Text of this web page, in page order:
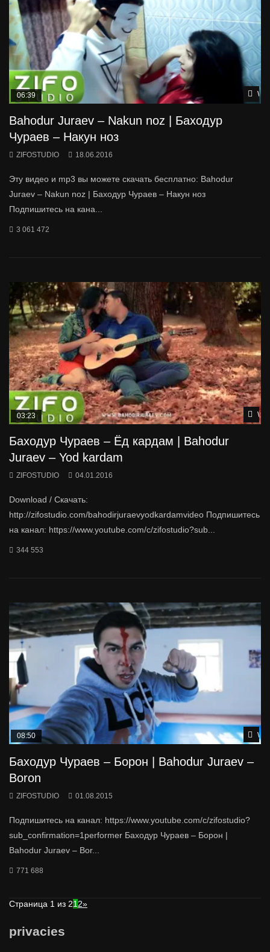
06:39
Bahodur Juraev – Nakun noz | Баходур
Чураев – Накун ноз
ZIFOSTUDIO 18.06.2016
Эту видео и mp3 вы можете скачать бесплатно: Bahodur
Juraev – Nakun noz | Баходур Чураев – Накун ноз
Подпишитесь на кана...
3 061 472
03:23
Баходур Чураев – Ёд кардам | Bahodur
Juraev – Yod kardam
ZIFOSTUDIO 04.01.2016
Download / Скачать:
http://zifostudio.com/bahodirjuraevyodkardamvideo Подпишитесь
на канал: https://www.youtube.com/c/zifostudio?sub...
344 553
08:50
Баходур Чураев – Борон | Bahodur Juraev –
Boron
ZIFOSTUDIO 01.08.2015
Подпишитесь на канал: https://www.youtube.com/c/zifostudio?
sub_confirmation=1performer Баходур Чураев – Борон |
Bahodur Juraev – Bor...
771 688
Страница 1 из 212»
privacies